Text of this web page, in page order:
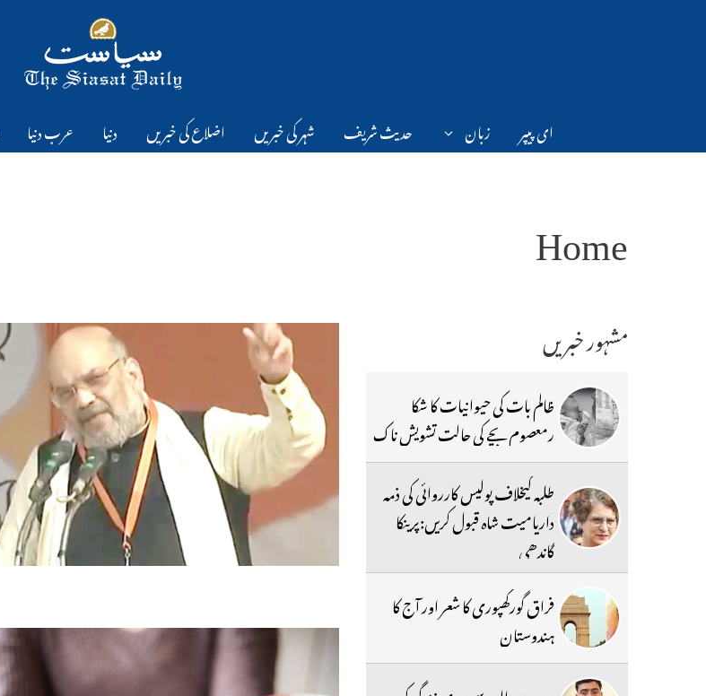
ای پیپر زبان حدیث شریف شہر کی خبریں اضلاع کی خبریں دنیا عرب دنیا
Home
مشہور خبریں
ظالم بات کی حیوانیات کا شکا
رمعصوم بچے کی حالت تشویش ناک
طلبہ کیخلاف پولیس کارروائی کی ذمہ
داریامیت شاہ قبول کریں:پرینکا
گاندھی
فراق گورکھپوری کا شعر اور آج کا
ہندوستان